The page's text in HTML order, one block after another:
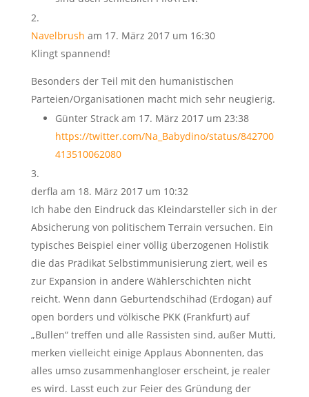
Navelbrush am 17. März 2017 um 16:30
Klingt spannend!
Besonders der Teil mit den humanistischen
Parteien/Organisationen macht mich sehr neugierig.
Günter Strack am 17. März 2017 um 23:38
https://twitter.com/Na_Babydino/status/842700
413510062080
derfla am 18. März 2017 um 10:32
Ich habe den Eindruck das Kleindarsteller sich in der
Absicherung von politischem Terrain versuchen. Ein
typisches Beispiel einer völlig überzogenen Holistik
die das Prädikat Selbstimmunisierung ziert, weil es
zur Expansion in andere Wählerschichten nicht
reicht. Wenn dann Geburtendschihad (Erdogan) auf
open borders und völkische PKK (Frankfurt) auf
„Bullen“ treffen und alle Rassisten sind, außer Mutti,
merken vielleicht einige Applaus Abonnenten, das
alles umso zusammenhangloser erscheint, je realer
es wird. Lasst euch zur Feier des Gründung der